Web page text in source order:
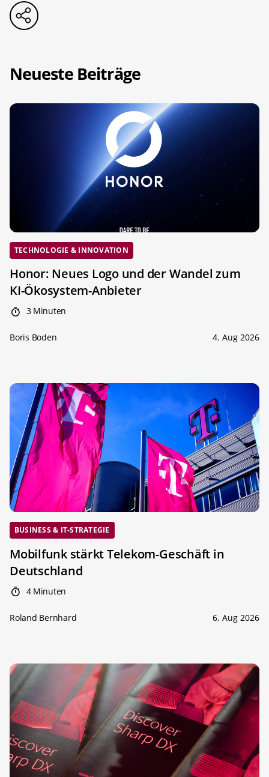
Neueste Beiträge
TECHNOLOGIE & INNOVATION
Honor: Neues Logo und der Wandel zum
KI-Ökosystem-Anbieter
3 Minuten
Boris Boden 4. Aug 2026
BUSINESS & IT-STRATEGIE
Mobilfunk stärkt Telekom-Geschäft in
Deutschland
4 Minuten
Roland Bernhard 6. Aug 2026